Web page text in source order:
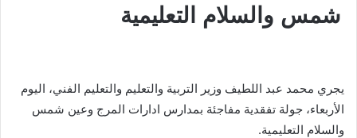
شمس والسلام التعليمية
يجري محمد عبد اللطيف وزير التربية والتعليم والتعليم الفني، اليوم
الأربعاء، جولة تفقدية مفاجئة بمدارس ادارات المرج وعين شمس
والسلام التعليمية.